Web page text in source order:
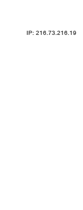
IP: 216.73.216.19